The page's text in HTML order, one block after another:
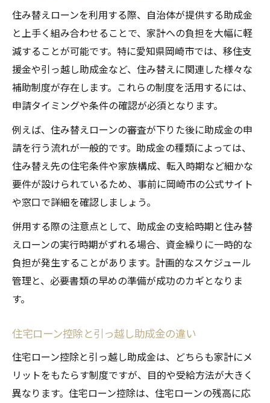
住み替えローンを利用する際、自治体が提供する助成金
と上手く組み合わせることで、家計への負担を大幅に軽
減することが可能です。特に愛知県岡崎市では、移住支
援金や引っ越し助成金など、住み替えに関連した様々な
補助制度が存在します。これらの制度を活用するには、
申請タイミングや条件の確認が必須となります。
例えば、住み替えローンの審査が下りた後に助成金の申
請を行う流れが一般的です。助成金の種類によっては、
住み替え先の住宅条件や家族構成、転入時期など細かな
要件が設けられているため、事前に岡崎市の公式サイト
や窓口で詳細を確認しましょう。
併用する際の注意点として、助成金の支給時期と住み替
えローンの実行時期がずれる場合、資金繰りに一時的な
負担が発生することがあります。計画的なスケジュール
管理と、必要書類の早めの準備が成功のカギとなりま
す。
住宅ローン控除と引っ越し助成金の違い
住宅ローン控除と引っ越し助成金は、どちらも家計にメ
リットをもたらす制度ですが、目的や受給方法が大きく
異なります。住宅ローン控除は、住宅ローンの残高に応